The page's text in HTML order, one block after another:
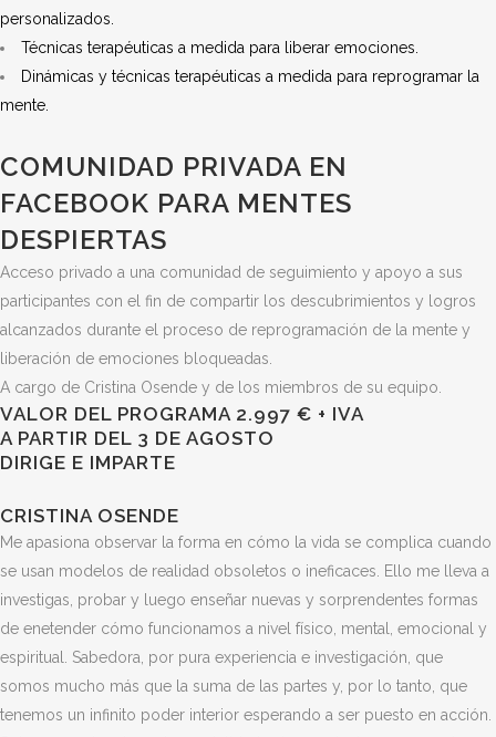
personalizados.
Técnicas terapéuticas a medida para liberar emociones.
Dinámicas y técnicas terapéuticas a medida para reprogramar la
mente.
COMUNIDAD PRIVADA EN
FACEBOOK PARA MENTES
DESPIERTAS
Acceso privado a una comunidad de seguimiento y apoyo a sus
participantes con el fin de compartir los descubrimientos y logros
alcanzados durante el proceso de reprogramación de la mente y
liberación de emociones bloqueadas.
A cargo de Cristina Osende y de los miembros de su equipo.
VALOR DEL PROGRAMA 2.997 € + IVA
A PARTIR DEL 3 DE AGOSTO
DIRIGE E IMPARTE
CRISTINA OSENDE
Me apasiona observar la forma en cómo la vida se complica cuando
se usan modelos de realidad obsoletos o ineficaces. Ello me lleva a
investigas, probar y luego enseñar nuevas y sorprendentes formas
de enetender cómo funcionamos a nivel físico, mental, emocional y
espiritual. Sabedora, por pura experiencia e investigación, que
somos mucho más que la suma de las partes y, por lo tanto, que
tenemos un infinito poder interior esperando a ser puesto en acción.